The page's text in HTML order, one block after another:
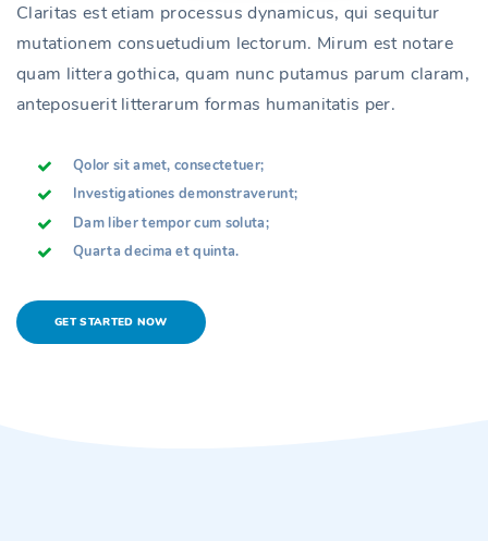
Claritas est etiam processus dynamicus, qui sequitur
mutationem consuetudium lectorum. Mirum est notare
quam littera gothica, quam nunc putamus parum claram,
anteposuerit litterarum formas humanitatis per.
Qolor sit amet, consectetuer;
Investigationes demonstraverunt;
Dam liber tempor cum soluta;
Quarta decima et quinta.
GET STARTED NOW